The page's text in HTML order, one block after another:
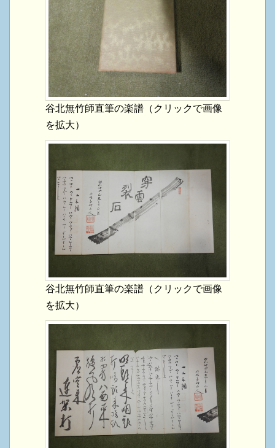
谷北無竹師直筆の楽譜（クリックで画像
を拡大）
谷北無竹師直筆の楽譜（クリックで画像
を拡大）